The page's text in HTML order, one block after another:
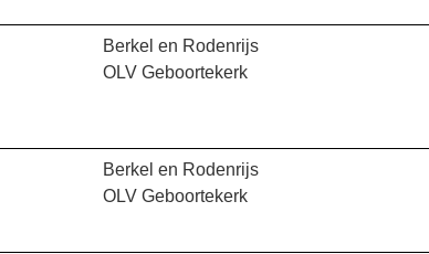
Berkel en Rodenrijs
OLV Geboortekerk
Berkel en Rodenrijs
OLV Geboortekerk